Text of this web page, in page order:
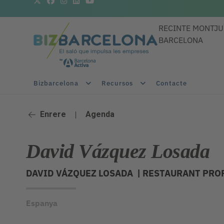
RECINTE
BARCELONA
Bizbarcelona Recursos Contacte
Enrere | Agenda
David Vázquez Losada
DAVID VÁZQUEZ LOSADA | RESTAURANT
Espanya